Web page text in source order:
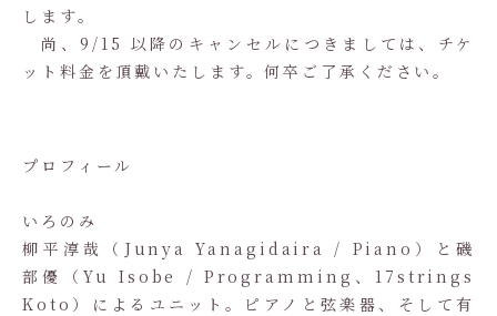
します。
尚、9/15 以降のキャンセルにつきましては、チケ
ット料金を頂戴いたします。何卒ご了承ください。
プロフィール
いろのみ
柳平淳哉（Junya Yanagidaira / Piano）と磯
部優（Yu Isobe / Programming、17strings
Koto）によるユニット。ピアノと弦楽器、そして有